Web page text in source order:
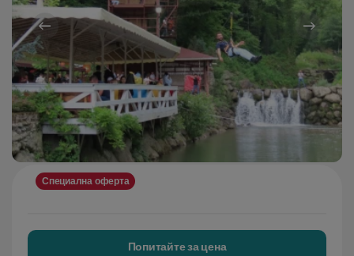
Специална оферта
Попитайте за цена